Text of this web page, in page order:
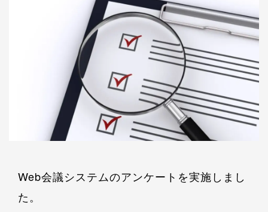
Web会議システムのアンケートを実施しまし
た。